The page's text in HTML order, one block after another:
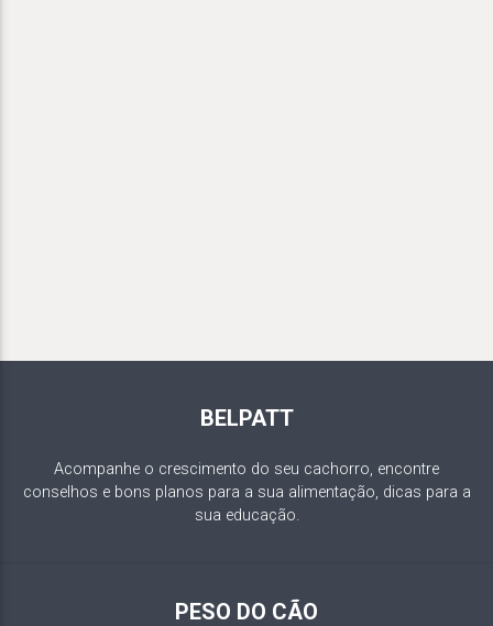
BELPATT
Acompanhe o crescimento do seu cachorro, encontre
conselhos e bons planos para a sua alimentação, dicas para a
sua educação.
PESO DO CÃO